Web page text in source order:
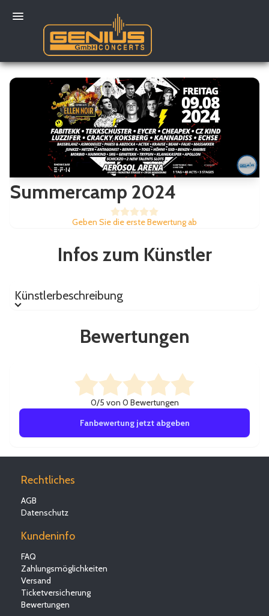
Mein Konto
Summercamp 2024
Geben Sie die erste Bewertung ab
Infos zum Künstler
Künstlerbeschreibung
Bewertungen
0/5 von 0 Bewertungen
Fanbewertung jetzt abgeben
Rechtliches
AGB
Datenschutz
Kundeninfo
FAQ
Zahlungsmöglichkeiten
Versand
Ticketversicherung
Bewertungen